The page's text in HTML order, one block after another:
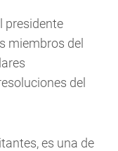
presidente
miembros del
del
es una de